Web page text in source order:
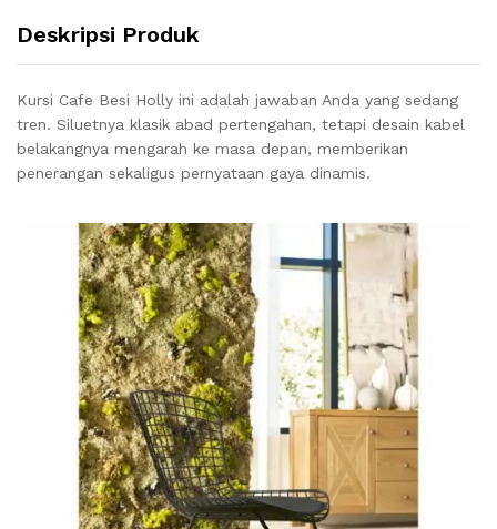
Deskripsi Produk
Kursi Cafe Besi Holly ini adalah jawaban Anda yang sedang
tren. Siluetnya klasik abad pertengahan, tetapi desain kabel
belakangnya mengarah ke masa depan, memberikan
penerangan sekaligus pernyataan gaya dinamis.